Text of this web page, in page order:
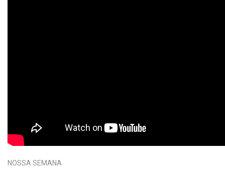
NOSSA SEMANA